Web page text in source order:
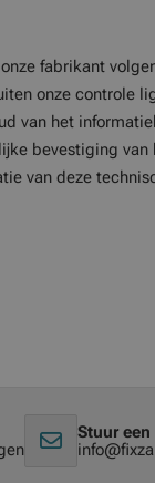
fabrikant
onze controle
van het
bevestiging
van deze
Stuur